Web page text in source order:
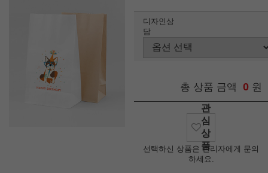
디자인상
담
총 상품 금액 0 원
관
심
상
품
선택하신 상품은 관리자에게 문의
하세요.